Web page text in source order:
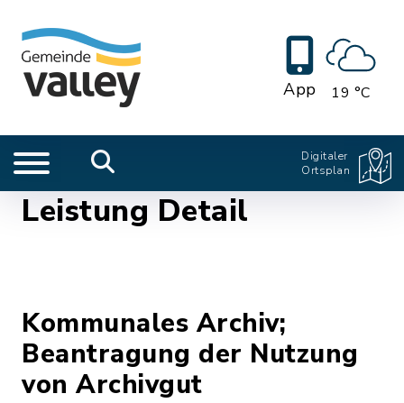
App 19 °C
Digitaler
Ortsplan
Leistung Detail
Kommunales Archiv;
Beantragung der Nutzung
von Archivgut